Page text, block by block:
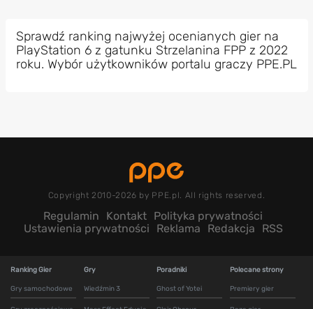
Sprawdź ranking najwyżej ocenianych gier na
PlayStation 6 z gatunku Strzelanina FPP z 2022
roku. Wybór użytkowników portalu graczy PPE.PL
Copyright 2010-2026 by PPE.pl. All rights reserved.
Regulamin Kontakt Polityka prywatności
Ustawienia prywatności
Reklama Redakcja RSS
Ranking Gier
Gry samochodowe
Gry
Wiedźmin 3
Poradniki
Ghost of Yotei
Polecane strony
Premiery gier